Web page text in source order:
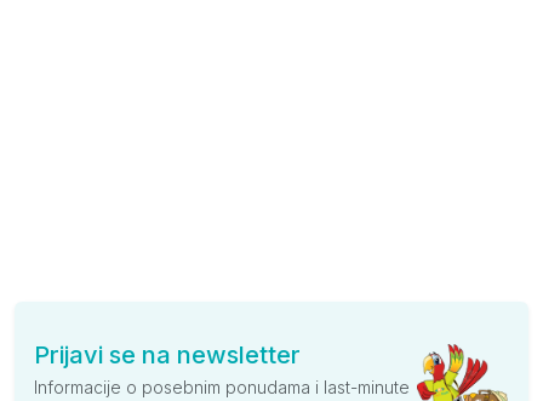
Prijavi se na newsletter
Informacije o posebnim ponudama i last-minute